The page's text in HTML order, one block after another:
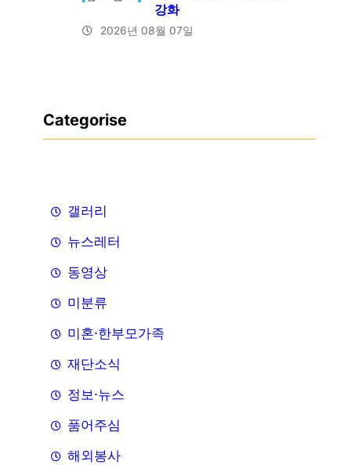
강화
2026년 08월 07일
Categorise
갤러리
뉴스레터
동영상
미분류
미혼·한부모가족
재단소식
정보·뉴스
품어주심
해외봉사